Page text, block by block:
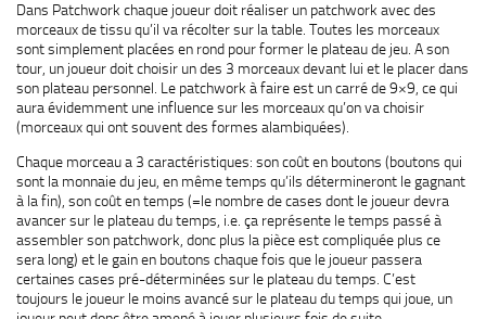
Dans Patchwork chaque joueur doit réaliser un patchwork avec des
morceaux de tissu qu’il va récolter sur la table. Toutes les morceaux
sont simplement placées en rond pour former le plateau de jeu. A son
tour, un joueur doit choisir un des 3 morceaux devant lui et le placer dans
son plateau personnel. Le patchwork à faire est un carré de 9×9, ce qui
aura évidemment une influence sur les morceaux qu’on va choisir
(morceaux qui ont souvent des formes alambiquées).
Chaque morceau a 3 caractéristiques: son coût en boutons (boutons qui
sont la monnaie du jeu, en même temps qu’ils détermineront le gagnant
à la fin), son coût en temps (=le nombre de cases dont le joueur devra
avancer sur le plateau du temps, i.e. ça représente le temps passé à
assembler son patchwork, donc plus la pièce est compliquée plus ce
sera long) et le gain en boutons chaque fois que le joueur passera
certaines cases pré-déterminées sur le plateau du temps. C’est
toujours le joueur le moins avancé sur le plateau du temps qui joue, un